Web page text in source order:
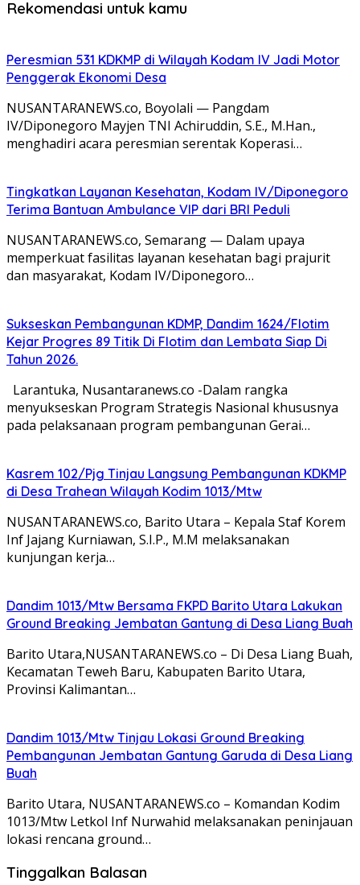
Rekomendasi untuk kamu
Peresmian 531 KDKMP di Wilayah Kodam IV Jadi Motor
Penggerak Ekonomi Desa
NUSANTARANEWS.co, Boyolali — Pangdam
IV/Diponegoro Mayjen TNI Achiruddin, S.E., M.Han.,
menghadiri acara peresmian serentak Koperasi…
Tingkatkan Layanan Kesehatan, Kodam IV/Diponegoro
Terima Bantuan Ambulance VIP dari BRI Peduli
NUSANTARANEWS.co, Semarang — Dalam upaya
memperkuat fasilitas layanan kesehatan bagi prajurit
dan masyarakat, Kodam IV/Diponegoro…
Sukseskan Pembangunan KDMP, Dandim 1624/Flotim
Kejar Progres 89 Titik Di Flotim dan Lembata Siap Di
Tahun 2026.
Larantuka, Nusantaranews.co -Dalam rangka
menyukseskan Program Strategis Nasional khususnya
pada pelaksanaan program pembangunan Gerai…
Kasrem 102/Pjg Tinjau Langsung Pembangunan KDKMP
di Desa Trahean Wilayah Kodim 1013/Mtw
NUSANTARANEWS.co, Barito Utara – Kepala Staf Korem
Inf Jajang Kurniawan, S.I.P., M.M melaksanakan
kunjungan kerja…
Dandim 1013/Mtw Bersama FKPD Barito Utara Lakukan
Ground Breaking Jembatan Gantung di Desa Liang Buah
Barito Utara,NUSANTARANEWS.co – Di Desa Liang Buah,
Kecamatan Teweh Baru, Kabupaten Barito Utara,
Provinsi Kalimantan…
Dandim 1013/Mtw Tinjau Lokasi Ground Breaking
Pembangunan Jembatan Gantung Garuda di Desa Liang
Buah
Barito Utara, NUSANTARANEWS.co – Komandan Kodim
1013/Mtw Letkol Inf Nurwahid melaksanakan peninjauan
lokasi rencana ground…
Tinggalkan Balasan